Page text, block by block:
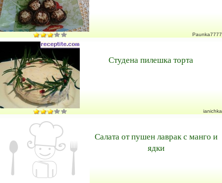
Paunka7777
Студена пилешка торта
ianichka
Салата от пушен лаврак с манго и
ядки